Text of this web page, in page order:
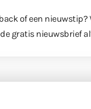
of een nieuwstip?
gratis nieuwsbrief